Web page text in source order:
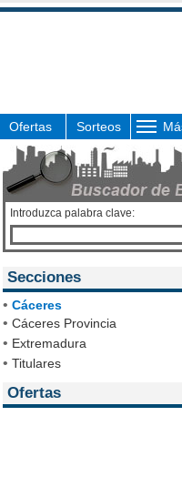
Ofertas Sorteos
Introduzca palabra clave:
Secciones
• Cáceres
• Cáceres Provincia
• Extremadura
• Titulares
Ofertas